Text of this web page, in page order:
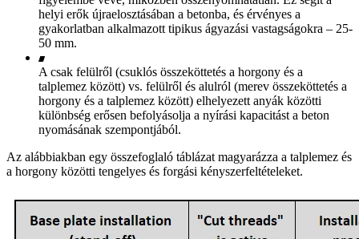
helyi erők újraelosztásában a betonba, és érvényes a
gyakorlatban alkalmazott tipikus ágyazási vastagságokra – 25-
50 mm.
A csak felülről (csuklós összeköttetés a horgony és a
talplemez között) vs. felülről és alulról (merev összeköttetés a
horgony és a talplemez között) elhelyezett anyák közötti
különbség erősen befolyásolja a nyírási kapacitást a beton
nyomásának szempontjából.
Az alábbiakban egy összefoglaló táblázat magyarázza a talplemez és
a horgony közötti tengelyes és forgási kényszerfeltételeket.